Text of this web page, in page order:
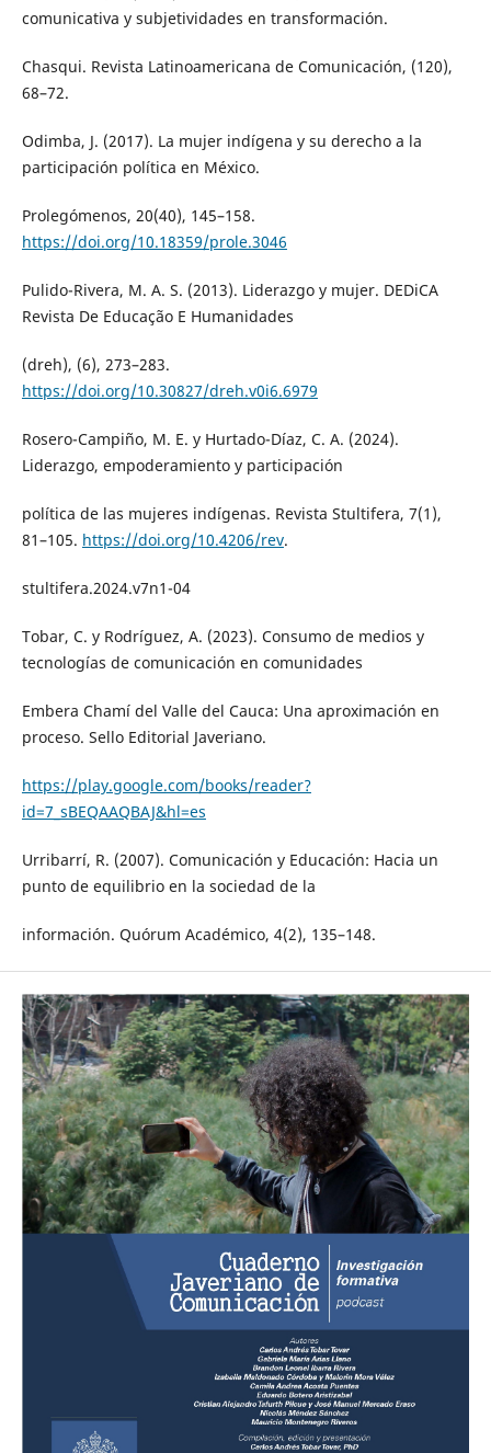
comunicativa y subjetividades en transformación.
Chasqui. Revista Latinoamericana de Comunicación, (120),
68–72.
Odimba, J. (2017). La mujer indígena y su derecho a la
participación política en México.
Prolegómenos, 20(40), 145–158.
https://doi.org/10.18359/prole.3046
Pulido-Rivera, M. A. S. (2013). Liderazgo y mujer. DEDiCA
Revista De Educação E Humanidades
(dreh), (6), 273–283.
https://doi.org/10.30827/dreh.v0i6.6979
Rosero-Campiño, M. E. y Hurtado-Díaz, C. A. (2024).
Liderazgo, empoderamiento y participación
política de las mujeres indígenas. Revista Stultifera, 7(1),
81–105. https://doi.org/10.4206/rev.
stultifera.2024.v7n1-04
Tobar, C. y Rodríguez, A. (2023). Consumo de medios y
tecnologías de comunicación en comunidades
Embera Chamí del Valle del Cauca: Una aproximación en
proceso. Sello Editorial Javeriano.
https://play.google.com/books/reader?
id=7_sBEQAAQBAJ&hl=es
Urribarrí, R. (2007). Comunicación y Educación: Hacia un
punto de equilibrio en la sociedad de la
información. Quórum Académico, 4(2), 135–148.